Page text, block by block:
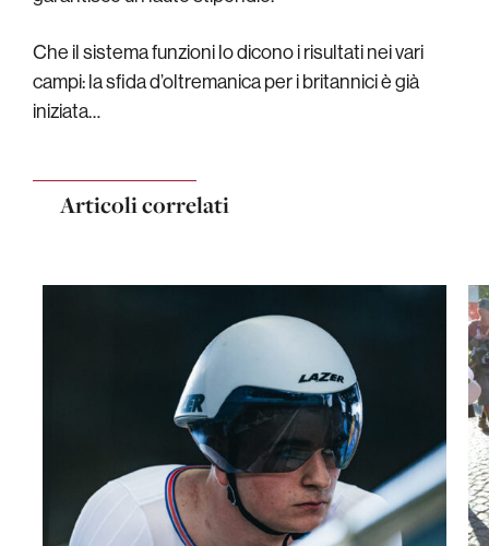
Che il sistema funzioni lo dicono i risultati nei vari
campi: la sfida d’oltremanica per i britannici è già
iniziata…
Articoli correlati